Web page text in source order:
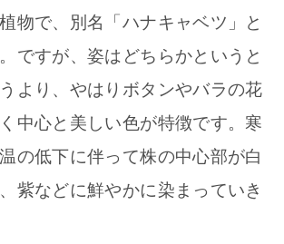
物で、別名「ハナキャベツ」と
ですが、姿はどちらかというと
より、やはりボタンやバラの花
中心と美しい色が特徴です。寒
の低下に伴って株の中心部が白
紫などに鮮やかに染まっていき